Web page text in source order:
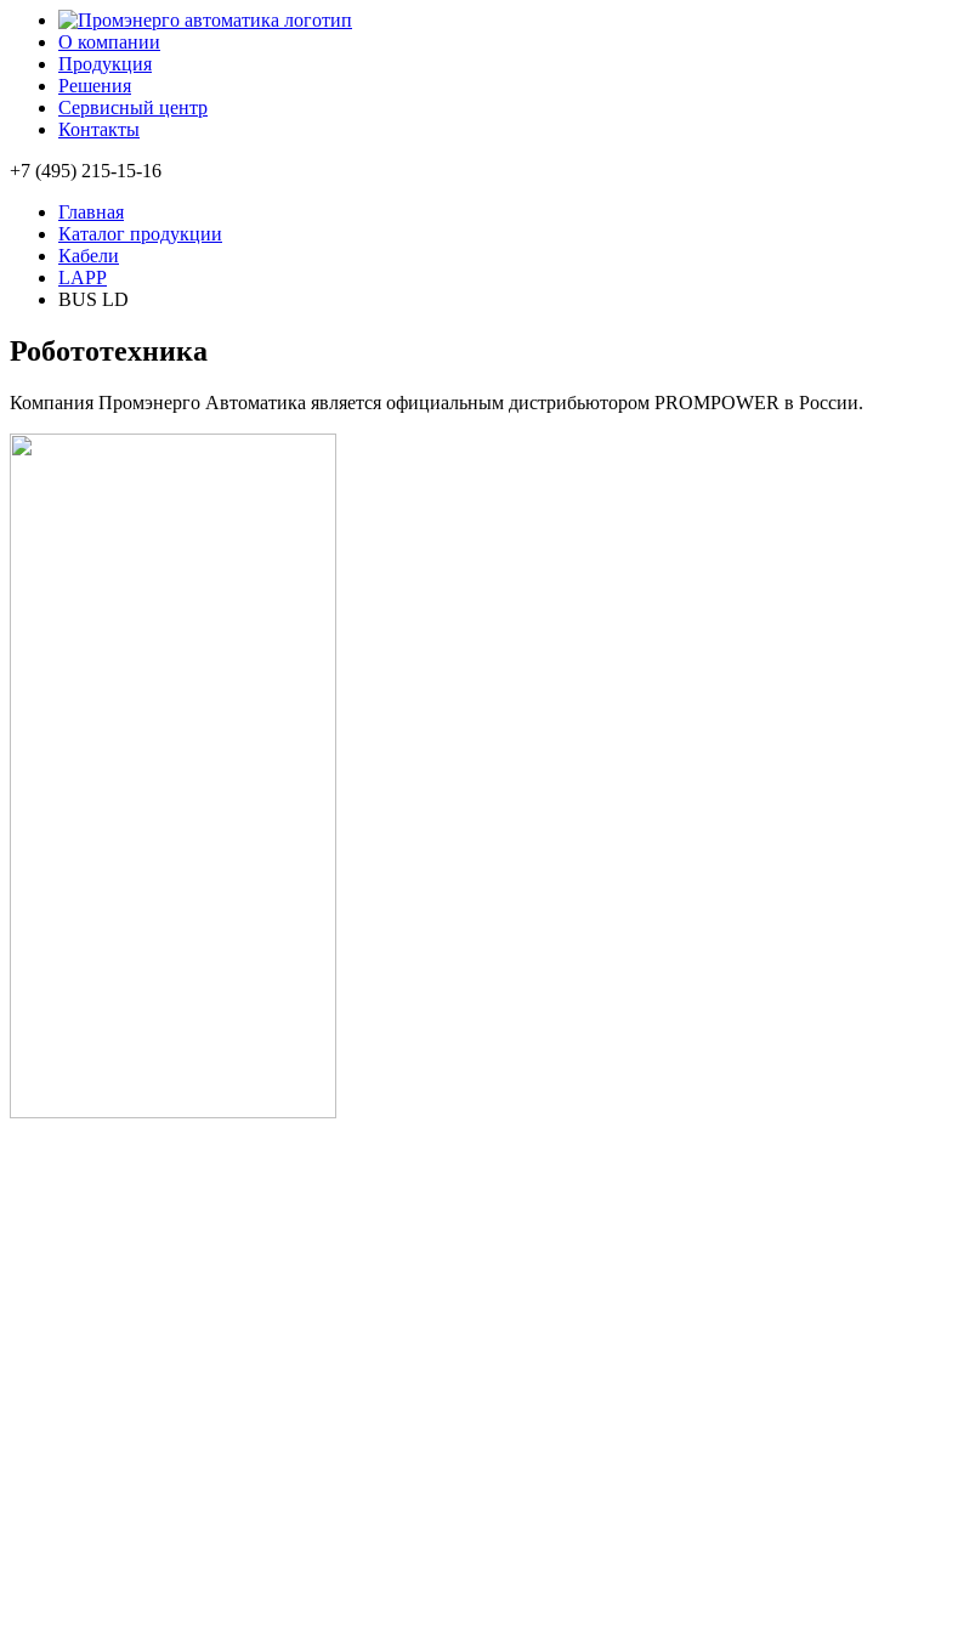
О компании
Продукция
Решения
Сервисный центр
Контакты
+7 (495) 215-15-16
Главная
Каталог продукции
Кабели
LAPP
BUS LD
Робототехника
Компания Промэнерго Автоматика является официальным дистрибьютором PROMPOWER в России.